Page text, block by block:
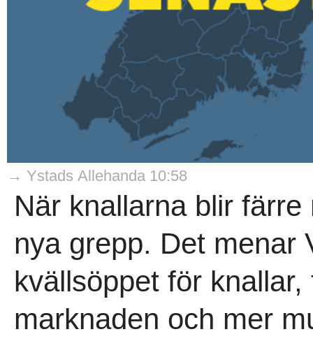
→ Ystads Allehanda 10:58
När knallarna blir
nya grepp. Det menar
kvällsöppet för
marknaden och mer